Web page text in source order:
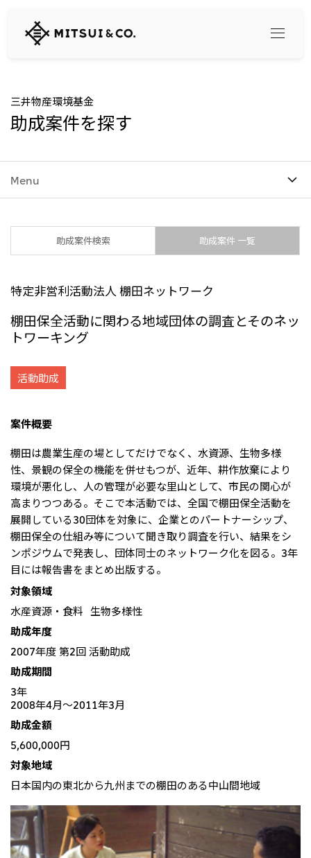
三
井
会
社
Search
トップ
モロッコで、世界で、タン
すべては、志からはじま
る。
会社情報
社長メッセージ
会社概要
リーダーシップチーム・役員一覧
国内・海外拠点
事業本部紹介
三井物産のDX
三井物産の人材マネジメント
会社案内 会社紹介映像
トップ
重要なお知らせ
トピックス
2024年
2023年
2020年
2018年
2026.8.4 適時開示
従業員向け株式報酬制度の継続
2026.8.4
令和8年熊本地震被害に対する支援について
2026.8.4 適時開示
2027年3月期第1四半期決算
サステナビリティ
サステナビリティ最新情報
トップコミットメント
サステナビリティ経営
Social
Governance
マテリアリティ
イニシアティブへの参画
三井物産の人材マネジメント
三井物産の森
社会貢献活動
ライブラリー
「三井物産の森」LEAPアプローチ
TCFDに基づく情報開示
サステナビリティレポー
統合報告書
投資家情報
IR最新情報
財務・業績情報
IR資料室
IR説明会
個人株主・投資家の皆様へ
株主・株式基本情報
IRカレンダー
IRサポート
決算短信・決算情報 統合報告書
2027年3月期第1四半期決算説明会を開催しました
2026.8.4 適時開示
2026.8.4 適時開示
Careers
トップ
三井物産について
採用情報
本店新卒採用・キャリア採用
グループ会社採用情報
Network Website
トップ
日本
三井物産株式会社（本店）
北米
米国三井物産株式会社
カナダ三井物産株式会社
中南米
チリ三井物産有限会社
ブラジル三井物産株式会社
欧州
欧州三井物産株式会社
Social Media
三井物産環境基金
助成案件を探す
Menu
助成案件検索 助成案件 一覧
特定非営利活動法人 棚田ネットワーク
棚田保全活動に関わる地域団体の調査とそのネッ
トワーキング
活動助成
案件概要
棚田は農業生産の場としてだけでなく、水資源、生物多様
性、景観の保全の機能を併せもつが、近年、耕作放棄により
環境が悪化し、人の管理が必要な里山として、市民の関心が
高まりつつある。そこで本活動では、全国で棚田保全活動を
展開している30団体を対象に、企業とのパートナーシップ、
棚田保全の仕組み等について聞き取り調査を行い、結果をシ
ンポジウムで発表し、団体同士のネットワーク化を図る。3年
目には報告書をまとめ出版する。
対象領域
水産資源・食料 生物多様性
助成年度
2007年度 第2回 活動助成
助成期間
3年
2008年4月〜2011年3月
助成金額
5,600,000円
対象地域
日本国内の東北から九州までの棚田のある中山間地域